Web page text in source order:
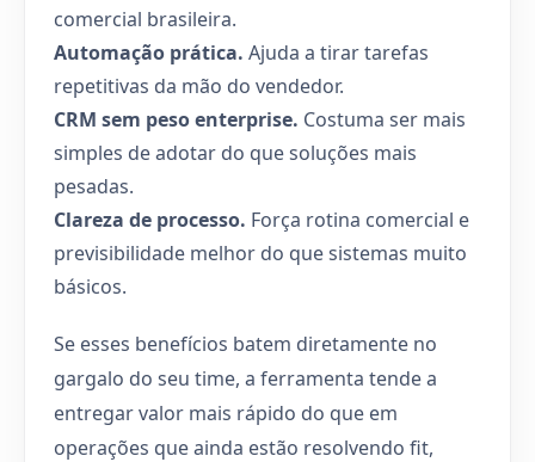
comercial brasileira.
Automação prática. Ajuda a tirar tarefas
repetitivas da mão do vendedor.
CRM sem peso enterprise. Costuma ser mais
simples de adotar do que soluções mais
pesadas.
Clareza de processo. Força rotina comercial e
previsibilidade melhor do que sistemas muito
básicos.
Se esses benefícios batem diretamente no
gargalo do seu time, a ferramenta tende a
entregar valor mais rápido do que em
operações que ainda estão resolvendo fit,